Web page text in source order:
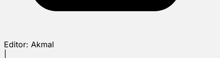
Editor: Akmal